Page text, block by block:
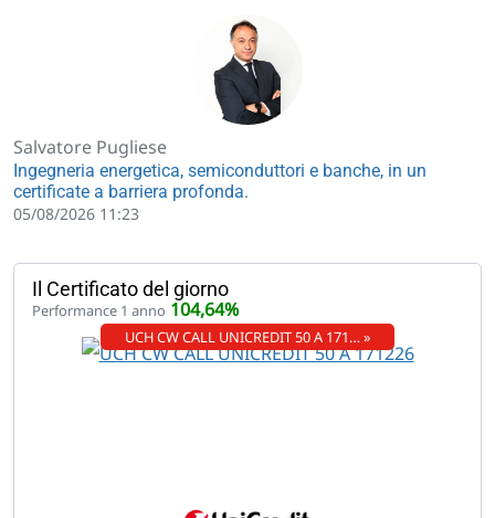
Salvatore Pugliese
Ingegneria energetica, semiconduttori e banche, in un
certificate a barriera profonda.
05/08/2026 11:23
Il Certificato del giorno
Performance 1 anno 104,64%
UCH CW CALL UNICREDIT 50 A 171… »